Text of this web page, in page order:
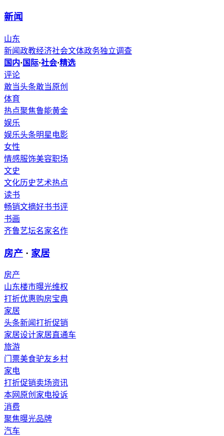
新闻
山东
新闻政教经济社会文体政务独立调查
国内· 国际·社会·精选
评论
敢当头条敢当原创
体育
热点聚焦鲁能黄金
娱乐
娱乐头条明星 电影
女性
情感服饰美容职场
文史
文化历史艺术热点
读书
畅销文摘好书书评
书画
齐鲁艺坛名家名作
房产 · 家居
房产
山东楼市曝光维权
打折优惠购房宝典
家居
头条新闻打折促销
家居设计家居直通车
旅游
门票美食驴友乡村
家电
打折促销卖场资讯
本网原创 家电投诉
消费
聚焦曝光品牌
汽车